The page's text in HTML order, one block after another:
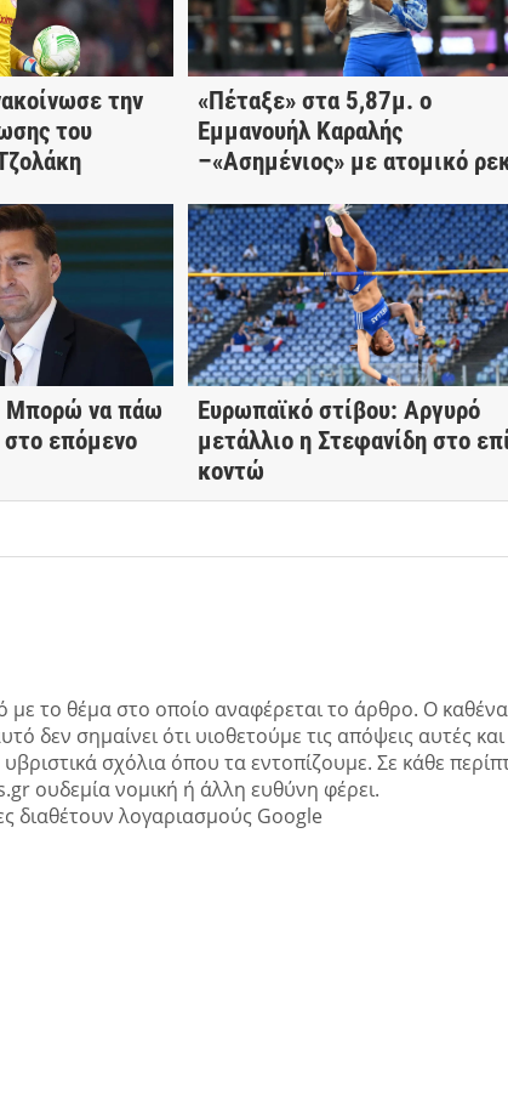
την
του
«Πέταξε» στα 5,87μ. ο
Εμμανουήλ Καραλής
–«Ασημένιος» με ατομικό
Μπορώ να πάω
στο επόμενο
Ευρωπαϊκό στίβου: Αργυρό
μετάλλιο η Στεφανίδη στο
κοντώ
με το θέμα στο οποίο αναφέρεται το άρθρο. Ο
δεν σημαίνει ότι υιοθετούμε τις απόψεις αυτές και
σχόλια όπου τα εντοπίζουμε. Σε κάθε
ουδεμία νομική ή άλλη ευθύνη φέρει.
διαθέτουν λογαριασμούς Google